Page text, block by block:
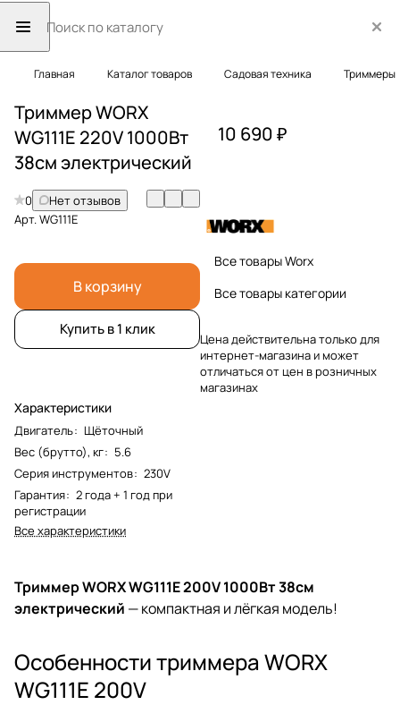
Главная Каталог товаров Садовая техника Триммеры
Триммер WORX
WG111E 220V 1000Вт
38см электрический
0
Нет отзывов
Арт.WG111E
В корзину
Купить в 1 клик
Характеристики
Двигатель: Щёточный
Вес (брутто), кг: 5.6
Серия инструментов: 230V
Гарантия: 2 года + 1 год при
регистрации
Все характеристики
10 690 ₽
Все товары Worx
Все товары категории
Цена действительна только для
интернет-магазина и может
отличаться от цен в розничных
магазинах
Триммер WORX WG111E 200V 1000Вт 38см
электрический — компактная и лёгкая модель!
Особенности триммера WORX
WG111E 200V